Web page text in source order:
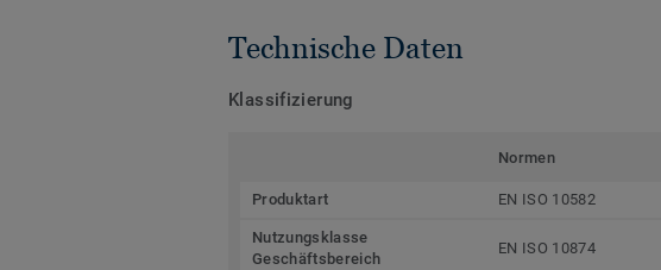
Technische Daten
Klassifizierung
Normen
Produktart EN ISO 10582
Nutzungsklasse
Geschäftsbereich
EN ISO 10874